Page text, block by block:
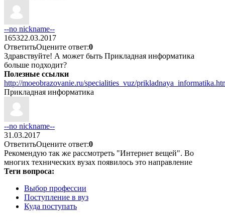
--no nickname--
165322.03.2017
ОтветитьОцените ответ:0
Здравствуйте! А может быть Прикладная информатика
больше подходит?
Полезные ссылки
http://moeobrazovanie.ru/specialities_vuz/
Прикладная информатика
--no nickname--
31.03.2017
ОтветитьОцените ответ:0
Рекомендую так же рассмотреть "Интернет вещей". Во
многих технических вузах появилось это направление
Теги вопроса:
Выбор профессии
Поступление в вуз
Куда поступать